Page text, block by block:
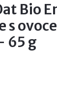
Bio
s
65 g